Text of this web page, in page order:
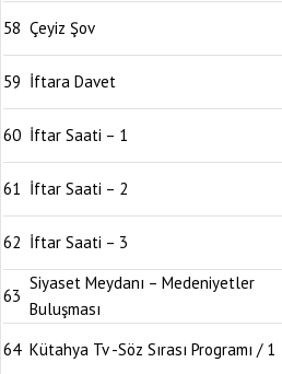
58 Çeyiz Şov
59 İftara Davet
60 İftar Saati – 1
61 İftar Saati – 2
62 İftar Saati – 3
63
Siyaset Meydanı – Medeniyetler
Buluşması
64 Kütahya Tv -Söz Sırası Programı / 1